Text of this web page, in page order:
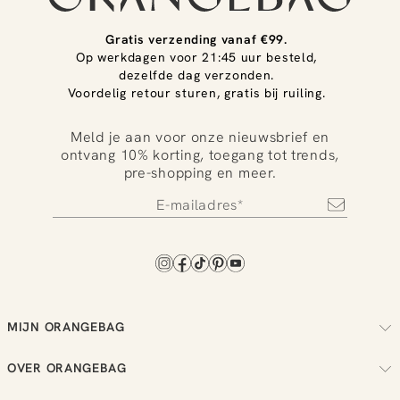
Gratis verzending vanaf €99.
Op werkdagen voor 21:45 uur besteld,
dezelfde dag verzonden.
Voordelig retour sturen, gratis bij ruiling.
Meld je aan voor onze nieuwsbrief en
ontvang 10% korting, toegang tot trends,
pre-shopping en meer.
MIJN ORANGEBAG
Regel je retouren
OVER ORANGEBAG